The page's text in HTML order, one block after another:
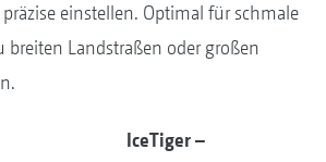
einstellen. Optimal für schmale
breiten Landstraßen oder großen
IceTiger –